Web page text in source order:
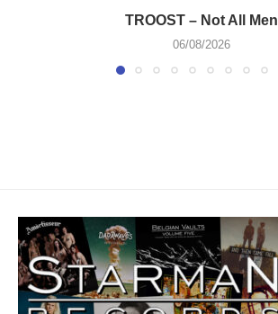
TROOST – Not All Men
06/08/2026